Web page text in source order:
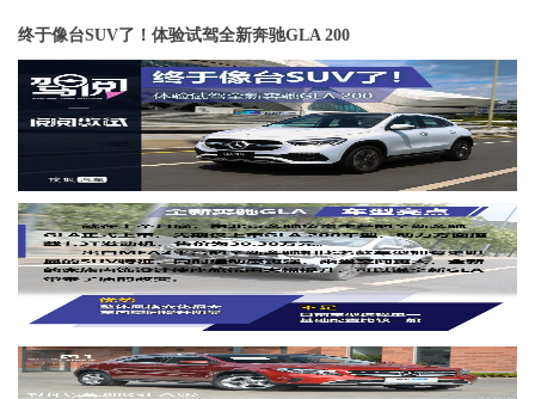
终于像台SUV了！体验试驾全新奔驰GLA 200